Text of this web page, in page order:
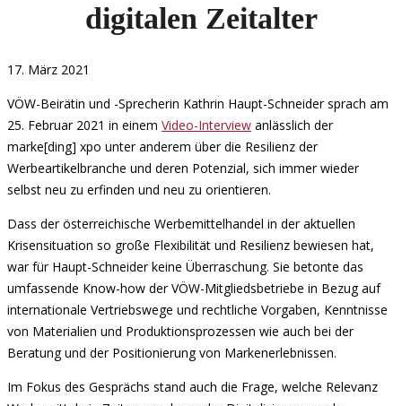
digitalen Zeitalter
17. März 2021
VÖW-Beirätin und -Sprecherin Kathrin Haupt-Schneider sprach am
25. Februar 2021 in einem Video-Interview anlässlich der
marke[ding] xpo unter anderem über die Resilienz der
Werbeartikelbranche und deren Potenzial, sich immer wieder
selbst neu zu erfinden und neu zu orientieren.
Dass der österreichische Werbemittelhandel in der aktuellen
Krisensituation so große Flexibilität und Resilienz bewiesen hat,
war für Haupt-Schneider keine Überraschung. Sie betonte das
umfassende Know-how der VÖW-Mitgliedsbetriebe in Bezug auf
internationale Vertriebswege und rechtliche Vorgaben, Kenntnisse
von Materialien und Produktionsprozessen wie auch bei der
Beratung und der Positionierung von Markenerlebnissen.
Im Fokus des Gesprächs stand auch die Frage, welche Relevanz